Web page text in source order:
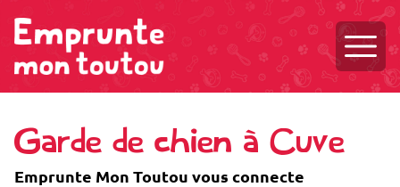
Garde de chien à Cuve
Emprunte Mon Toutou vous connecte